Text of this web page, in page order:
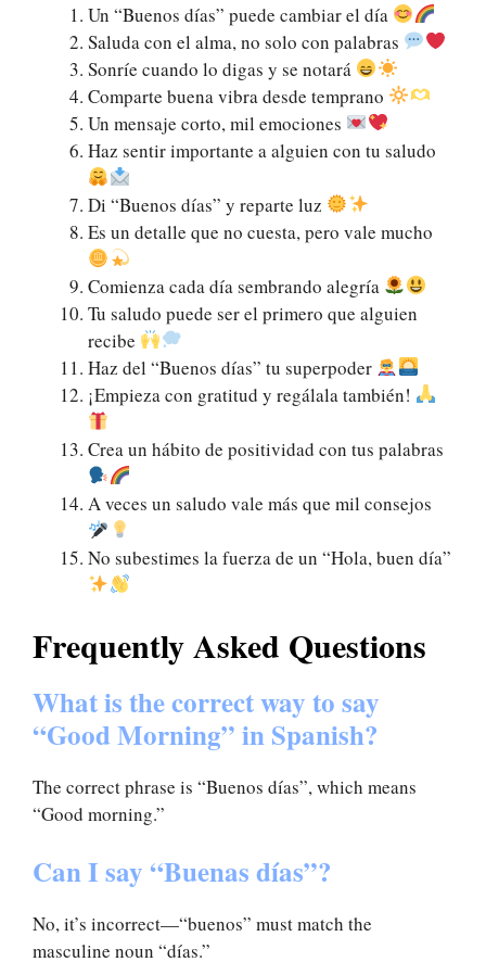
Un “Buenos días” puede cambiar el día
Saluda con el alma, no solo con palabras
Sonríe cuando lo digas y se notará
Comparte buena vibra desde temprano
Un mensaje corto, mil emociones
Haz sentir importante a alguien con tu saludo
Di “Buenos días” y reparte luz
Es un detalle que no cuesta, pero vale mucho
Comienza cada día sembrando alegría
Tu saludo puede ser el primero que alguien
recibe
Haz del “Buenos días” tu superpoder
¡Empieza con gratitud y regálala también!
Crea un hábito de positividad con tus palabras
A veces un saludo vale más que mil consejos
No subestimes la fuerza de un “Hola, buen día”
Frequently Asked Questions
What is the correct way to say
“Good Morning” in Spanish?
The correct phrase is “Buenos días”, which means
“Good morning.”
Can I say “Buenas días”?
No, it’s incorrect—“buenos” must match the
masculine noun “días.”